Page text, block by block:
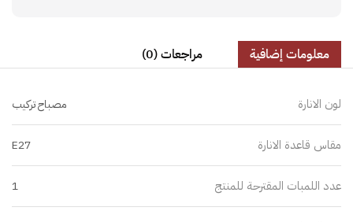
معلومات إضافية مراجعات (0)
لون الانارة مصباح تركيب
مقاس قاعدة الانارة E27
عدد اللمبات المقترحة للمنتج 1